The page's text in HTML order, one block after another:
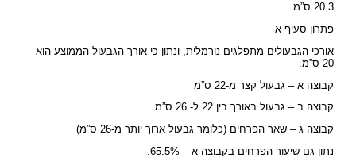
20.3 ס”מ
פתרון סעיף א
אורכי הגבעולים מתפלגים נורמלית, ונתון כי אורך הגבעול הממוצע הוא
20 ס”מ.
קבוצה א – גבעול קצר מ-22 ס”מ
קבוצה ב – גבעול באורך בין 22 ל- 26 ס”מ
קבוצה ג – שאר הפרחים (כלומר גבעול ארוך יותר מ-26 ס”מ)
נתון גם שיעור הפרחים בקבוצה א – 65.5%.